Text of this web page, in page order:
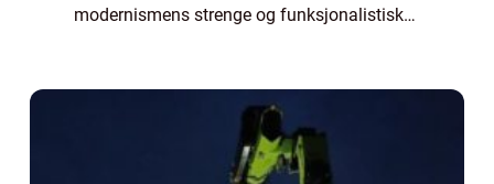
modernismens strenge og funksjonalistiske